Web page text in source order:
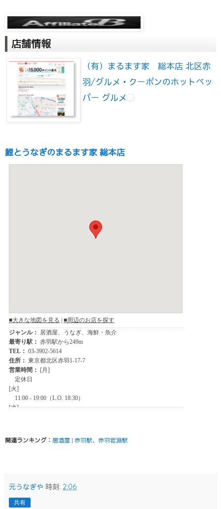
店舗情報
（有）まるます家 総本店 北区赤
羽/グルメ・クーポンのホットペッ
パー グルメ
鯉とうなぎのまるます家 総本店
関連ランキング： 居酒屋 | 赤羽駅、 赤羽岩淵駅
元うなぎや 時刻: 2:06
共有